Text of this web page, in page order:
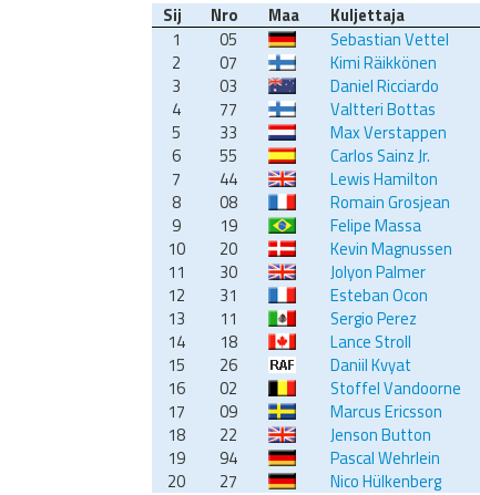
Sij Nro Maa Kuljettaja
1
05 Sebastian Vettel
2
07 Kimi Räikkönen
3
03 Daniel Ricciardo
4
77 Valtteri Bottas
5
33 Max Verstappen
6
55 Carlos Sainz Jr.
7
44 Lewis Hamilton
8
08 Romain Grosjean
9
19 Felipe Massa
10
20 Kevin Magnussen
11
30 Jolyon Palmer
12
31 Esteban Ocon
13
11 Sergio Perez
14
18 Lance Stroll
15
26 Daniil Kvyat
16
02 Stoffel Vandoorne
17
09 Marcus Ericsson
18
22 Jenson Button
19
94 Pascal Wehrlein
20
27 Nico Hülkenberg